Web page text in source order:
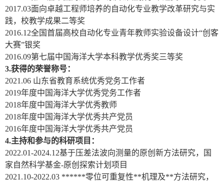
2017.03面向卓越工程师培养的自动化专业教学改革研究与实
践，校教学成果二等奖
2016.12全国首届高校自动化专业青年教师实验设备设计“创客
大赛”银奖
2016.09第七届中国海洋大学本科教学优秀奖三等奖
3.获得的荣誉称号：
2021.06 山东省教育系统优秀党务工作者
2019年度中国海洋大学优秀党务工作者
2018年度中国海洋大学优秀教师
2018年度中国海洋大学优秀共产党员
2016年度中国海洋大学优秀共产党员
4.主持和参与的科研项目：
2022.01-2024.12基于压差法波向测量的原创新方法研究，国
家自然科学基金-原创探索计划项目
2021.10-2022.03 ******零位可重复性**机理及**方法研究，